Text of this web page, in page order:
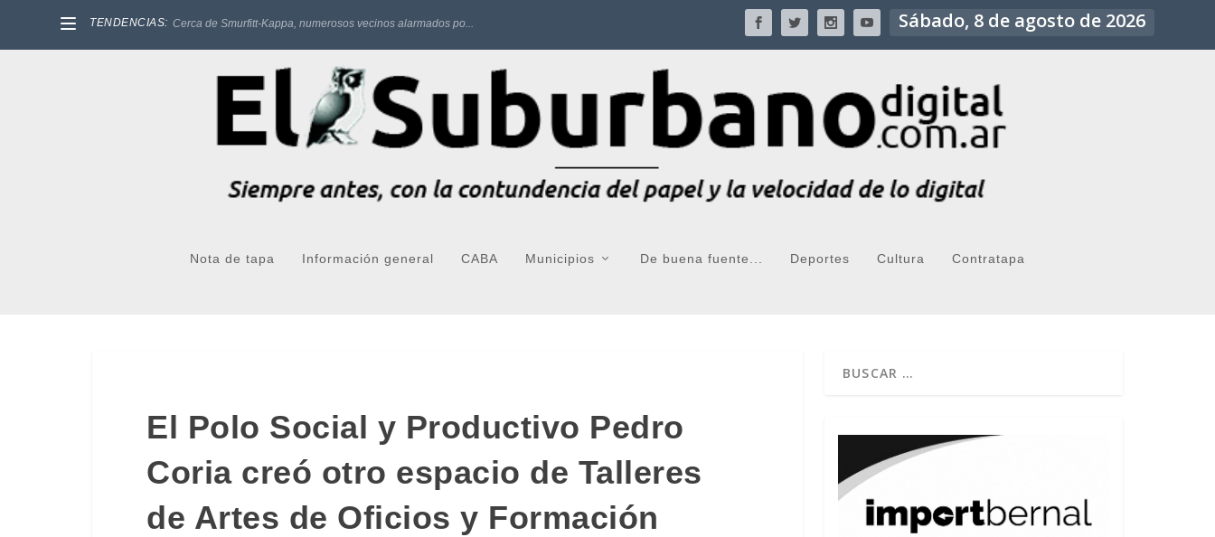
TENDENCIAS: Cerca de Smurfitt-Kappa, numerosos vecinos alarmados po... Sábado, 8 de agosto de 2026
Nota de tapa Información general CABA Municipios De buena fuente... Deportes Cultura Contratapa
El Polo Social y Productivo Pedro
Coria creó otro espacio de Talleres
de Artes de Oficios y Formación